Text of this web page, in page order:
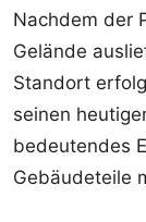
Nachdem der
Gelände
Standort
seinen
bedeutendes
Gebäudeteile